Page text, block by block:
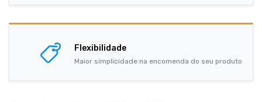
Flexibilidade
Maior simplicidade na encomenda do seu produto